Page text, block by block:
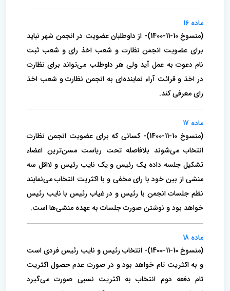
ماده 16
(منسوخ 10-11-1400)- از داوطلبان عضویت در انجمن شهر نباید
برای عضویت انجمن نظارت و شعب اخذ رای و شعب ثبت
نام دعوت به عمل آید ولی هر‌ داوطلب می‌تواند برای نظارت
در اخذ و قرائت آراء نماینده‌ای به انجمن نظارت و شعب اخذ
رای معرفی کند.
ماده 17
(منسوخ 10-11-1400)- کسانی که برای عضویت انجمن نظارت
انتخاب می‌شوند بلافاصله تحت ریاست مسن‌ترین اعضاء
تشکیل جلسه داده یک رئیس و یک نایب رئیس و لااقل سه
منشی از بین خود با رای مخفی و با اکثریت انتخاب می‌نمایند
نظم جلسات انجمن با رئیس و در غیاب رئیس با نایب رئیس
خواهد بود و نوشتن صورت جلسات به عهده منشی‌ها است.
ماده 18
(منسوخ 10-11-1400)- انتخاب رئیس و نایب رئیس فردی است
و به اکثریت تام خواهد بود و در صورت عدم حصول اکثریت
تام دفعه دوم انتخاب به اکثریت نسبی صورت می‌گیرد